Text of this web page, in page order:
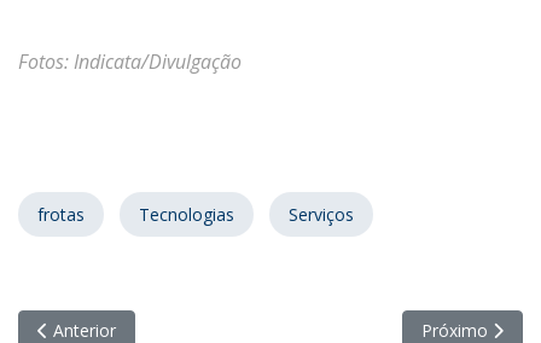
Fotos: Indicata/Divulgação
frotas Tecnologias Serviços
Artigo anterior: Da economia no abastecimento à governança:
Anterior Próximo
Próximo